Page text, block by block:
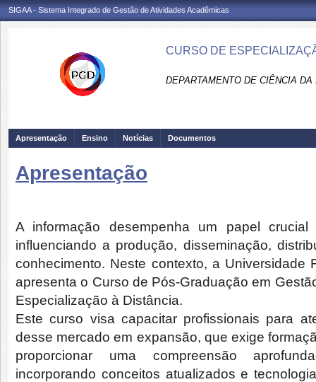
SIGAA - Sistema Integrado de Gestão de Atividades Acadêmicas
CURSO DE
DEPARTAMENTO DE CIÊNCIA
Apresentação Ensino Notícias Documentos
Apresentação
A informação desempenha um papel crucial
influenciando a produção, disseminação,
conhecimento. Neste contexto, a Universidade
apresenta o Curso de Pós-Graduação em
Especialização à Distância.
Este curso visa capacitar profissionais para
desse mercado em expansão, que exige
proporcionar uma compreensão
incorporando conceitos atualizados e